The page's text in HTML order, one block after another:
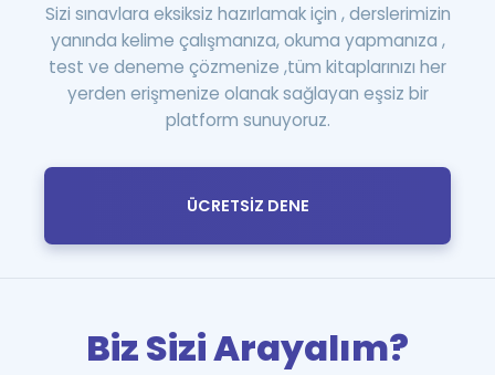
Sizi sınavlara eksiksiz hazırlamak için , derslerimizin
yanında kelime çalışmanıza, okuma yapmanıza ,
test ve deneme çözmenize ,tüm kitaplarınızı her
yerden erişmenize olanak sağlayan eşsiz bir
platform sunuyoruz.
ÜCRETSİZ DENE
Biz Sizi Arayalım?